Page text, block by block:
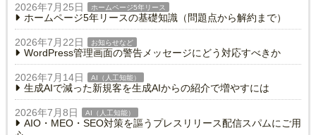
2026年7月25日 ホームページ5年リース
ホームページ5年リースの基礎知識（問題点から解約まで）
2026年7月22日 お知らせなど
WordPress管理画面の警告メッセージにどう対応すべきか
2026年7月14日 AI（人工知能）
生成AIで減った新規客を生成AIからの紹介で増やすには
2026年7月8日 AI（人工知能）
AIO・MEO・SEO対策を謳うプレスリリース配信スパムにご用